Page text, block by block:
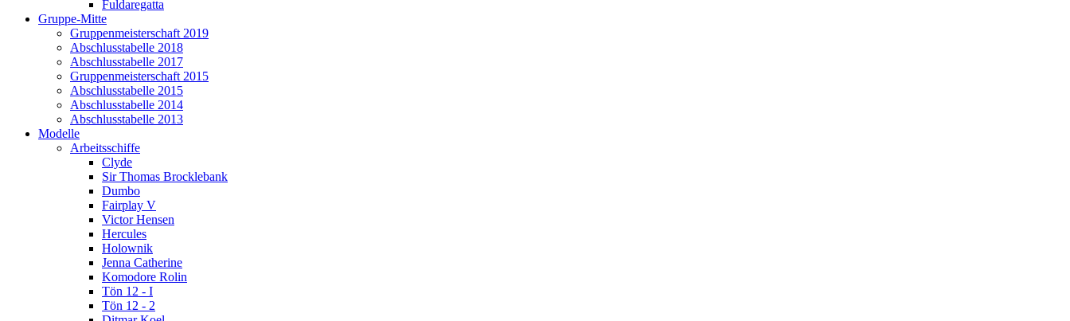
Fuldaregatta
Gruppe-Mitte
Gruppenmeisterschaft 2019
Abschlusstabelle 2018
Abschlusstabelle 2017
Gruppenmeisterschaft 2015
Abschlusstabelle 2015
Abschlusstabelle 2014
Abschlusstabelle 2013
Modelle
Arbeitsschiffe
Clyde
Sir Thomas Brocklebank
Dumbo
Fairplay V
Victor Hensen
Hercules
Holownik
Jenna Catherine
Komodore Rolin
Tön 12 - I
Tön 12 - 2